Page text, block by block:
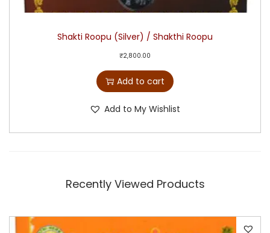
Shakti Roopu (Silver) / Shakthi Roopu
₹2,800.00
Add to cart
Add to My Wishlist
Recently Viewed Products